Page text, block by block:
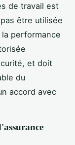
de travail est
être utilisée
performance
et doit
du
accord avec